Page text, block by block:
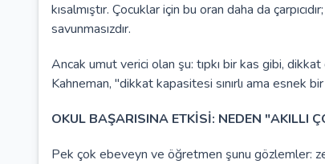
kısalmıştır. Çocuklar için bu oran daha da
savunmasızdır.
Ancak umut verici olan şu: tıpkı bir kas gibi,
Kahneman, "dikkat kapasitesi sınırlı ama esnek
OKUL BAŞARISINA ETKİSİ: NEDEN "AKILLI
Pek çok ebeveyn ve öğretmen şunu gözlemler: